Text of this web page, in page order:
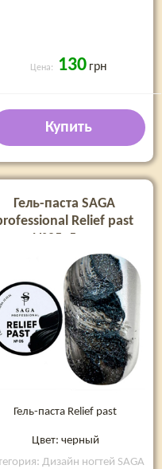
Цена: 130 грн
Купить
Гель-паста SAGA
Relief past
№05, 5 мл
Гель-паста Relief past
Цвет: черный
Дизайн ногтей SAGA